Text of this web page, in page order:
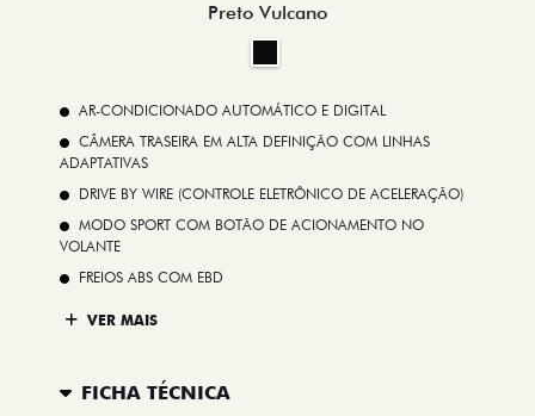
Preto Vulcano
AR-CONDICIONADO AUTOMÁTICO E DIGITAL
CÂMERA TRASEIRA EM ALTA DEFINIÇÃO COM LINHAS
ADAPTATIVAS
DRIVE BY WIRE (CONTROLE ELETRÔNICO DE ACELERAÇÃO)
MODO SPORT COM BOTÃO DE ACIONAMENTO NO
VOLANTE
FREIOS ABS COM EBD
VER MAIS
FICHA TÉCNICA